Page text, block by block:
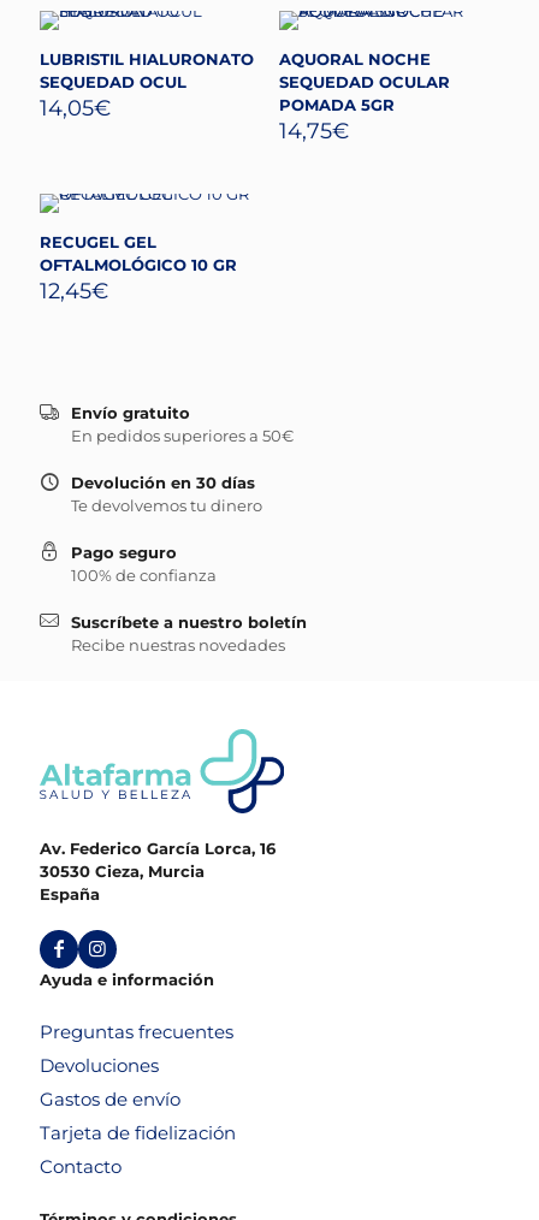
LUBRISTIL HIALURONATO
SEQUEDAD OCUL
14,05€
AQUORAL NOCHE
SEQUEDAD OCULAR
POMADA 5GR
14,75€
RECUGEL GEL
OFTALMOLÓGICO 10 GR
12,45€
Envío gratuito
En pedidos superiores a 50€
Devolución en 30 días
Te devolvemos tu dinero
Pago seguro
100% de confianza
Suscríbete a nuestro boletín
Recibe nuestras novedades
Av. Federico García Lorca, 16
30530 Cieza, Murcia
España
Ayuda e información
Preguntas frecuentes
Devoluciones
Gastos de envío
Tarjeta de fidelización
Contacto